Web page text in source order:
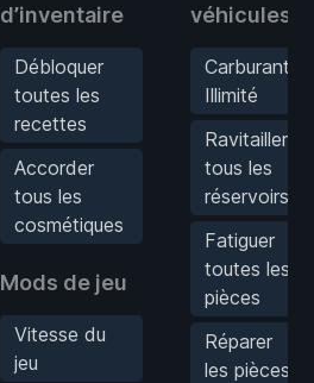
d’inventaire
Débloquer
toutes les
recettes
Accorder
tous les
cosmétiques
Mods de jeu
Vitesse du
jeu
véhicules
Carburant
Illimité
Ravitailler
tous les
réservoirs
Fatiguer
toutes les
pièces
Réparer
les pièces